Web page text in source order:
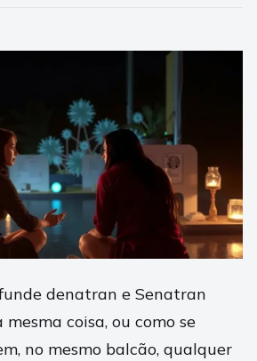
denatran e Senatran
mesma coisa, ou como se
no mesmo balcão, qualquer